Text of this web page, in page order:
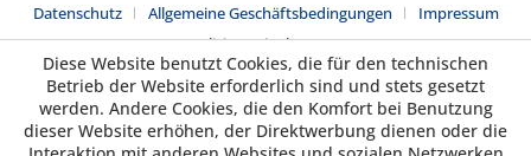
Datenschutz
Allgemeine Geschäftsbedingungen
Impressum
Realisiert mit Shopware
Diese Website benutzt Cookies, die für den technischen
Betrieb der Website erforderlich sind und stets gesetzt
werden. Andere Cookies, die den Komfort bei Benutzung
dieser Website erhöhen, der Direktwerbung dienen oder die